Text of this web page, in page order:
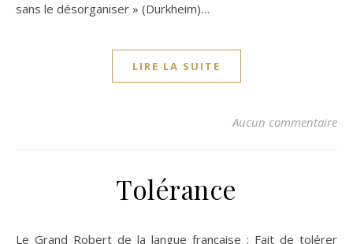
sans le désorganiser » (Durkheim)…
LIRE LA SUITE
Aucun commentaire
Tolérance
Le Grand Robert de la langue française : Fait de tolérer